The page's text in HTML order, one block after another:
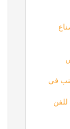
في